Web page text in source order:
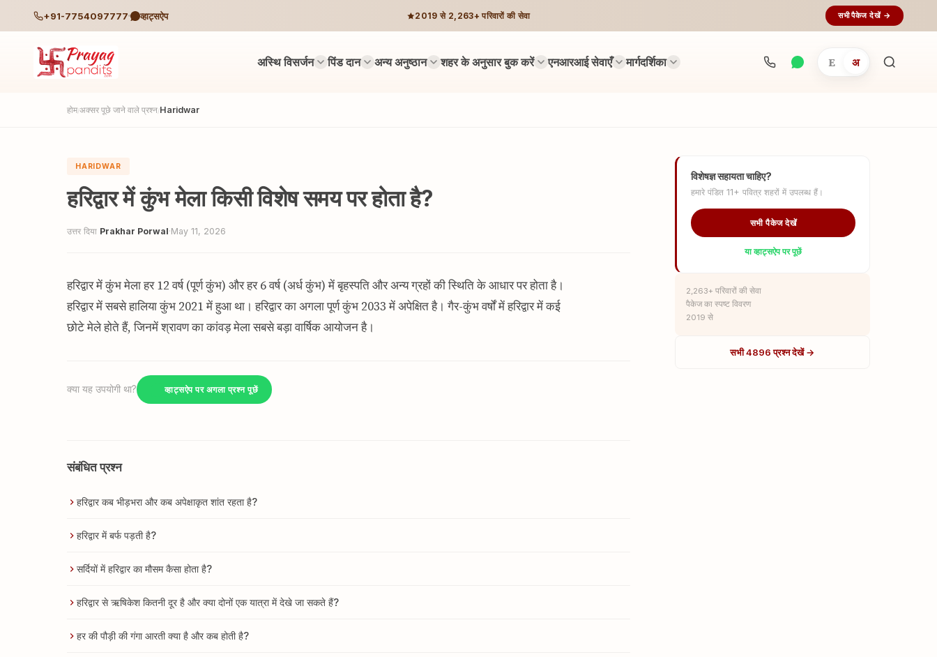
+91-7754097777 व्हाट्सऐप 2019 से 2,263+ परिवारों की सेवा सभी पैकेज देखें →
अस्थि विसर्जन पिंड दान अन्य अनुष्ठान शहर के अनुसार बुक करें एनआरआई सेवाएँ मार्गदर्शिका E अ
अनुष्ठान
होम/अक्सर पूछे जाने वाले प्रश्न/Haridwar
HARIDWAR
हरिद्वार में कुंभ मेला किसी विशेष समय पर होता है?
उत्तर दिया Prakhar Porwal·May 11, 2026
हरिद्वार में कुंभ मेला हर 12 वर्ष (पूर्ण कुंभ) और हर 6 वर्ष (अर्ध कुंभ) में बृहस्पति और अन्य ग्रहों की स्थिति के आधार पर होता है।
हरिद्वार में सबसे हालिया कुंभ 2021 में हुआ था। हरिद्वार का अगला पूर्ण कुंभ 2033 में अपेक्षित है। गैर-कुंभ वर्षों में हरिद्वार में कई
छोटे मेले होते हैं, जिनमें श्रावण का कांवड़ मेला सबसे बड़ा वार्षिक आयोजन है।
क्या यह उपयोगी था? व्हाट्सऐप पर अगला प्रश्न पूछें
संबंधित प्रश्न
हरिद्वार कब भीड़भरा और कब अपेक्षाकृत शांत रहता है?
हरिद्वार में बर्फ पड़ती है?
सर्दियों में हरिद्वार का मौसम कैसा होता है?
हरिद्वार से ऋषिकेश कितनी दूर है और क्या दोनों एक यात्रा में देखे जा सकते हैं?
हर की पौड़ी की गंगा आरती क्या है और कब होती है?
विशेषज्ञ सहायता चाहिए?
हमारे पंडित 11+ पवित्र शहरों में उपलब्ध हैं।
सभी पैकेज देखें
या व्हाट्सऐप पर पूछें
2,263+ परिवारों की सेवा
पैकेज का स्पष्ट विवरण
2019 से
सभी 4896 प्रश्न देखें →